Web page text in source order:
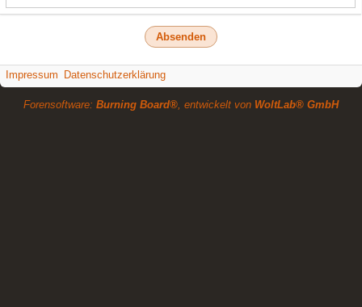
Impressum Datenschutzerklärung
Forensoftware: Burning Board®, entwickelt von WoltLab® GmbH